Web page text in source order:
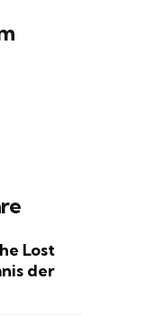
Lost
der